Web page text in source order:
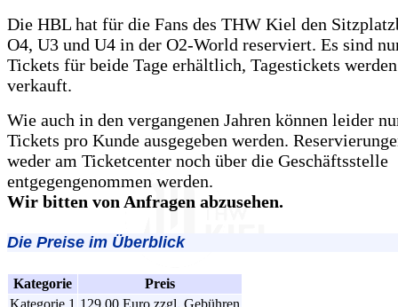
Die HBL hat für die Fans des THW Kiel den
O4, U3 und U4 in der O2-World reserviert. Es sind
Tickets für beide Tage erhältlich, Tagestickets
verkauft.
Wie auch in den vergangenen Jahren können leider
Tickets pro Kunde ausgegeben werden.
weder am Ticketcenter noch über die Geschäftsstelle
entgegengenommen werden.
Wir bitten von Anfragen abzusehen.
Die Preise im Überblick
Kategorie
Preis
Kategorie 1 129,00 Euro zzgl. Gebühren